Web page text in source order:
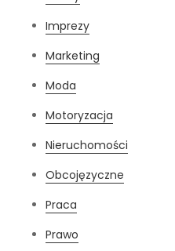
Imprezy
Marketing
Moda
Motoryzacja
Nieruchomości
Obcojęzyczne
Praca
Prawo